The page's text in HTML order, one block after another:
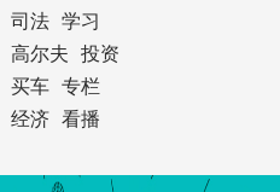
司法
学习
高尔夫
投资
买车
专栏
经济 看播